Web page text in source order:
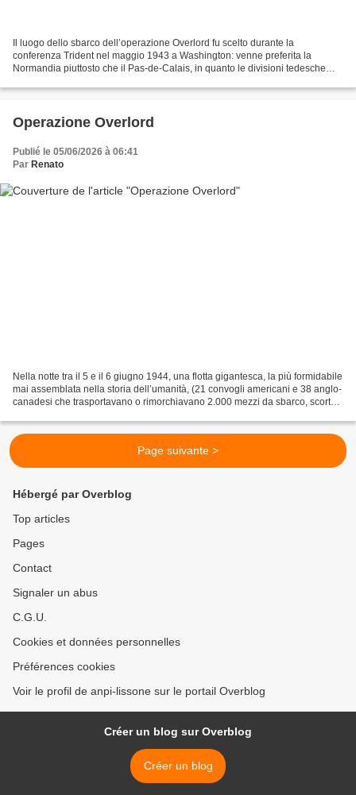
Il luogo dello sbarco dell’operazione Overlord fu scelto durante la
conferenza Trident nel maggio 1943 a Washington: venne preferita la
Normandia piuttosto che il Pas-de-Calais, in quanto le divisioni tedesche
Operazione Overlord
Publié le 05/06/2026 à 06:41
Par Renato
Nella notte tra il 5 e il 6 giugno 1944, una flotta gigantesca, la più formidabile
mai assemblata nella storia dell’umanità, (21 convogli americani e 38 anglo-
canadesi che trasportavano o rimorchiavano 2.000 mezzi da sbarco, scortati
Page suivante >
Hébergé par Overblog
Top articles
Pages
Contact
Signaler un abus
C.G.U.
Cookies et données personnelles
Préférences cookies
Voir le profil de anpi-lissone sur le portail Overblog
Créer un blog sur Overblog
Créer un blog